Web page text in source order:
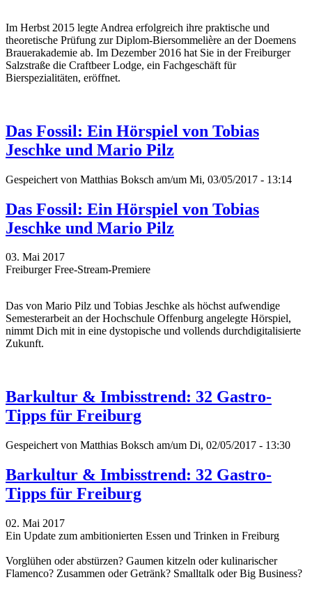
Im Herbst 2015 legte Andrea erfolgreich ihre praktische und
theoretische Prüfung zur Diplom-Biersommelière an der Doemens
Brauerakademie ab. Im Dezember 2016 hat Sie in der Freiburger
Salzstraße die Craftbeer Lodge, ein Fachgeschäft für
Bierspezialitäten, eröffnet.
Das Fossil: Ein Hörspiel von Tobias
Jeschke und Mario Pilz
Gespeichert von Matthias Boksch am/um Mi, 03/05/2017 - 13:14
Das Fossil: Ein Hörspiel von Tobias
Jeschke und Mario Pilz
03. Mai 2017
Freiburger Free-Stream-Premiere
Das von Mario Pilz und Tobias Jeschke als höchst aufwendige
Semesterarbeit an der Hochschule Offenburg angelegte Hörspiel,
nimmt Dich mit in eine dystopische und vollends durchdigitalisierte
Zukunft.
Barkultur & Imbisstrend: 32 Gastro-
Tipps für Freiburg
Gespeichert von Matthias Boksch am/um Di, 02/05/2017 - 13:30
Barkultur & Imbisstrend: 32 Gastro-
Tipps für Freiburg
02. Mai 2017
Ein Update zum ambitionierten Essen und Trinken in Freiburg
Vorglühen oder abstürzen? Gaumen kitzeln oder kulinarischer
Flamenco? Zusammen oder Getränk? Smalltalk oder Big Business?